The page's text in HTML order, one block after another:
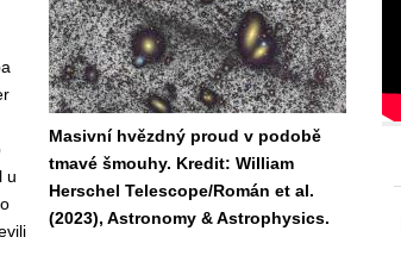
Masivní hvězdný proud v podobě
tmavé šmouhy. Kredit: William
Herschel Telescope/Román et al.
(2023), Astronomy & Astrophysics.
u